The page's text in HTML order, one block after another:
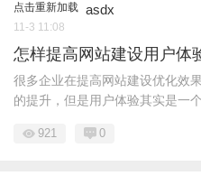
点击重新加载 asdx
11-3 11:08
怎样提高网站建设用户体
很多企业在提高网站建设优化效
的提升，但是用户体验其实是一个
921 0